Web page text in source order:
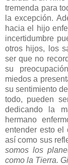
tremenda para
la excepción.
hacia el hijo
incertidumbre
otros hijos, los
ser que no
su
miedos a
su sentimiento
todo, pueden
dedicando la
hermano
entender esto el
así como sus
somos los
como la Tierra.